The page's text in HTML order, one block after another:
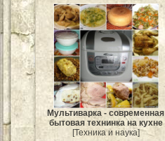
Мультиварка - современная
бытовая технинка на кухне
[Техника и наука]